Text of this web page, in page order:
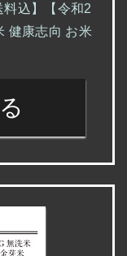
込】【令和2
健康志向 お米